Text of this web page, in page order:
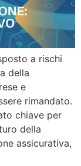
a rischi
della
e
rimandato.
chiave per
della
assicurativa,